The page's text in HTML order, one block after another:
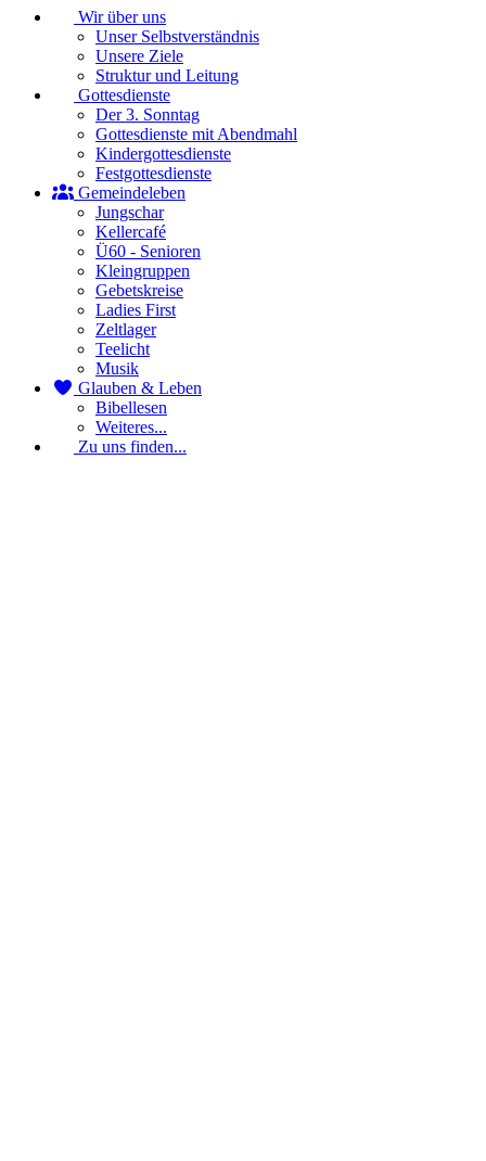
Wir über uns
Unser Selbstverständnis
Unsere Ziele
Struktur und Leitung
Gottesdienste
Der 3. Sonntag
Gottesdienste mit Abendmahl
Kindergottesdienste
Festgottesdienste
Gemeindeleben
Jungschar
Kellercafé
Ü60 - Senioren
Kleingruppen
Gebetskreise
Ladies First
Zeltlager
Teelicht
Musik
Glauben & Leben
Bibellesen
Weiteres...
Zu uns finden...